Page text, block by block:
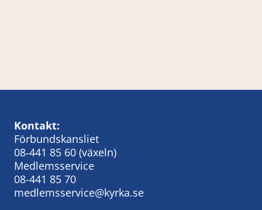
Kontakt:
Förbundskansliet
08‑441 85 60 (växeln)
Medlemsservice
08-441 85 70
medlemsservice@kyrka.se